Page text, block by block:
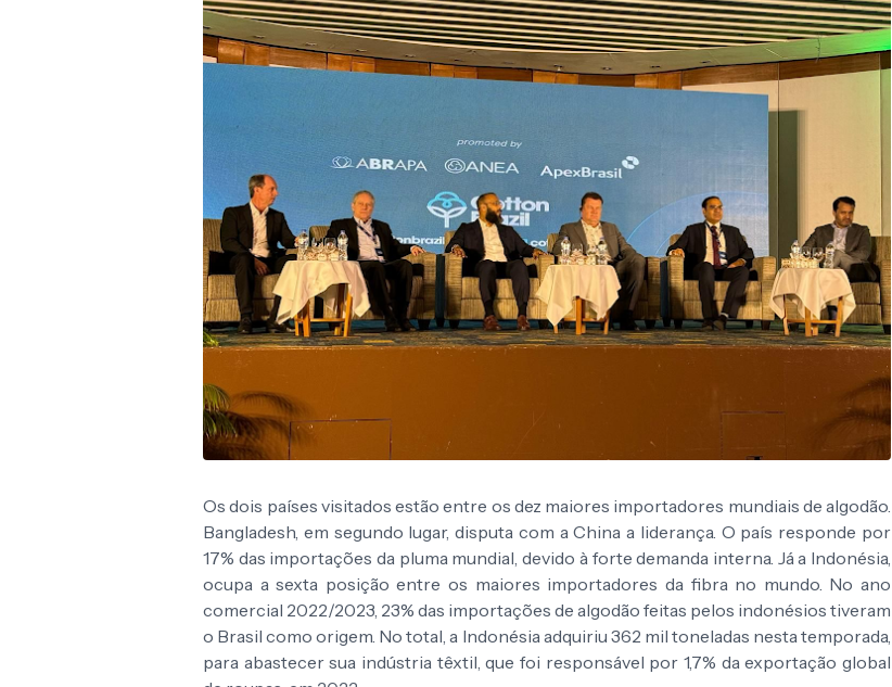
Os dois países visitados estão entre os dez maiores importadores mundiais de algodão.
Bangladesh, em segundo lugar, disputa com a China a liderança. O país responde por
17% das importações da pluma mundial, devido à forte demanda interna. Já a Indonésia,
ocupa a sexta posição entre os maiores importadores da fibra no mundo. No ano
comercial 2022/2023, 23% das importações de algodão feitas pelos indonésios tiveram
o Brasil como origem. No total, a Indonésia adquiriu 362 mil toneladas nesta temporada,
para abastecer sua indústria têxtil, que foi responsável por 1,7% da exportação global